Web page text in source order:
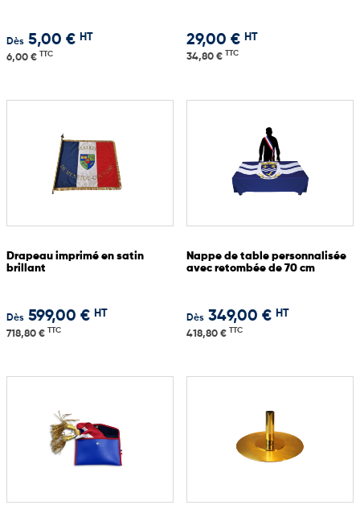
Dès 5,00 € HT
6,00 € TTC
29,00 € HT
34,80 € TTC
Drapeau imprimé en satin
brillant
Dès 599,00 € HT
718,80 € TTC
Nappe de table personnalisée
avec retombée de 70 cm
Dès 349,00 € HT
418,80 € TTC